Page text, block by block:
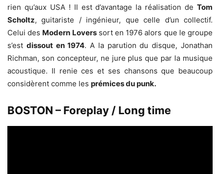
rien qu’aux USA ! Il est d’avantage la réalisation de Tom
Scholtz, guitariste / ingénieur, que celle d’un collectif.
Celui des Modern Loverssort en 1976 alors que le groupe
s’est dissout en 1974. A la parution du disque, Jonathan
Richman, son concepteur, ne jure plus que par la musique
acoustique. Il renie ces et ses chansons que beaucoup
considèrent comme les prémices du punk.
BOSTON – Foreplay / Long time